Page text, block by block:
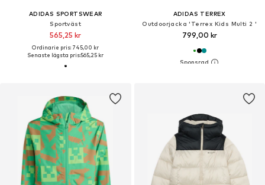
ADIDAS SPORTSWEAR
Sportväst
565,25 kr
Ordinarie pris: 745,00 kr
Senaste lägsta pris:565,25 kr
ADIDAS TERREX
Outdoorjacka 'Terrex Kids Multi 2 '
799,00 kr